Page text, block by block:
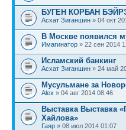
БУГЕН КОРБАН
Асхат Зиганшин » 04 окт
В Москве появился
Имагинатор » 22 сен 2014
Исламский банкинг
Асхат Зиганшин » 24 май
Мусульмане за
Alex » 04 авг 2014 08:46
Выставка Выставка
Хайлова»
Гаяр » 08 июл 2014 01:07